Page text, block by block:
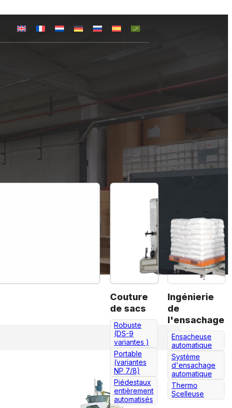
Couture
de sacs
Robuste
(DS-9
variantes )
Portable
(variantes
NP 7/8)
Piédestaux
entièrement
automatisés
Ingénierie
de
l'ensachage
Ensacheuse
automatique
Système
d'ensachage
automatique
Thermo
Scelleuse